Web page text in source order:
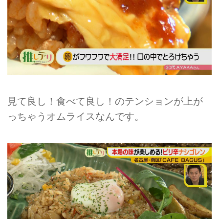
見て良し！食べて良し！のテンションが上が
っちゃうオムライスなんです。